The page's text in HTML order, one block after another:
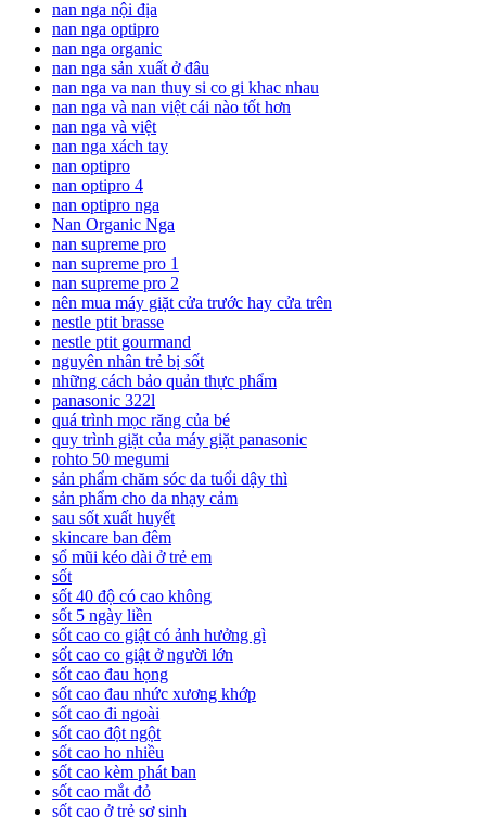
nan nga nội địa
nan nga optipro
nan nga organic
nan nga sản xuất ở đâu
nan nga va nan thuy si co gi khac nhau
nan nga và nan việt cái nào tốt hơn
nan nga và việt
nan nga xách tay
nan optipro
nan optipro 4
nan optipro nga
Nan Organic Nga
nan supreme pro
nan supreme pro 1
nan supreme pro 2
nên mua máy giặt cửa trước hay cửa trên
nestle ptit brasse
nestle ptit gourmand
nguyên nhân trẻ bị sốt
những cách bảo quản thực phẩm
panasonic 322l
quá trình mọc răng của bé
quy trình giặt của máy giặt panasonic
rohto 50 megumi
sản phẩm chăm sóc da tuổi dậy thì
sản phẩm cho da nhạy cảm
sau sốt xuất huyết
skincare ban đêm
sổ mũi kéo dài ở trẻ em
sốt
sốt 40 độ có cao không
sốt 5 ngày liền
sốt cao co giật có ảnh hưởng gì
sốt cao co giật ở người lớn
sốt cao đau họng
sốt cao đau nhức xương khớp
sốt cao đi ngoài
sốt cao đột ngột
sốt cao ho nhiều
sốt cao kèm phát ban
sốt cao mắt đỏ
sốt cao ở trẻ sơ sinh